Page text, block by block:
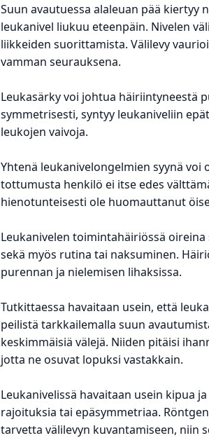
Suun avautuessa alaleuan pää kiertyy
leukanivel liukuu eteenpäin. Nivelen
liikkeiden suorittamista. Välilevy
vamman seurauksena.
Leukasärky voi johtua häiriintyneestä
symmetrisesti, syntyy leukaniveliin
leukojen vaivoja.
Yhtenä leukanivelongelmien syynä voi
tottumusta henkilö ei itse edes
hienotunteisesti ole huomauttanut
Leukanivelen toimintahäiriössä
sekä myös rutina tai naksuminen.
purennan ja nielemisen lihaksissa.
Tutkittaessa havaitaan usein, että
peilistä tarkkailemalla suun
keskimmäisiä välejä. Niiden pitäisi
jotta ne osuvat lopuksi vastakkain.
Leukanivelissä havaitaan usein kipua
rajoituksia tai epäsymmetriaa.
tarvetta välilevyn kuvantamiseen, niin